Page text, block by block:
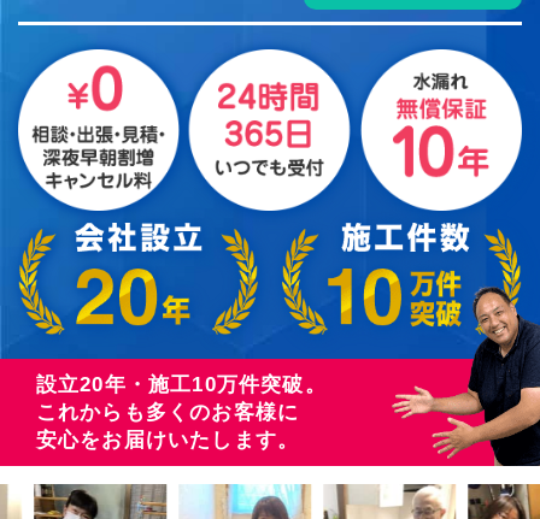
設立20年・施工10万件突破。
これからも多くのお客様に
安心をお届けいたします。